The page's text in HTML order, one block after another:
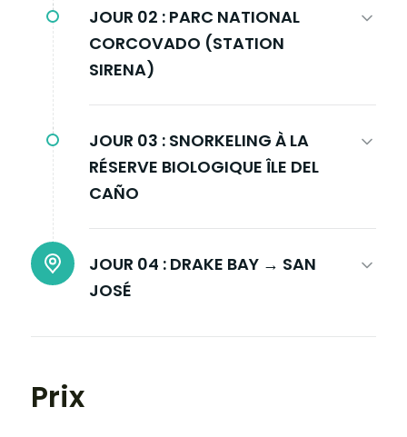
JOUR 02 : PARC NATIONAL
CORCOVADO (STATION
SIRENA)
JOUR 03 : SNORKELING À LA
RÉSERVE BIOLOGIQUE ÎLE DEL
CAÑO
JOUR 04 : DRAKE BAY → SAN
JOSÉ
Prix